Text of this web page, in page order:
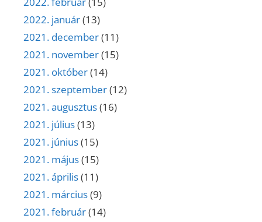
2022. január(13)
2021. december(11)
2021. november(15)
2021. október(14)
2021. szeptember(12)
2021. augusztus(16)
2021. július(13)
2021. június(15)
2021. május(15)
2021. április(11)
2021. március(9)
2021. február(14)